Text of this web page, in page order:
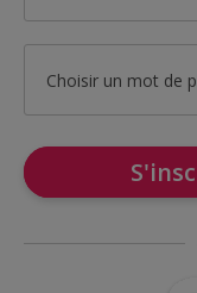
Choisir un mot de